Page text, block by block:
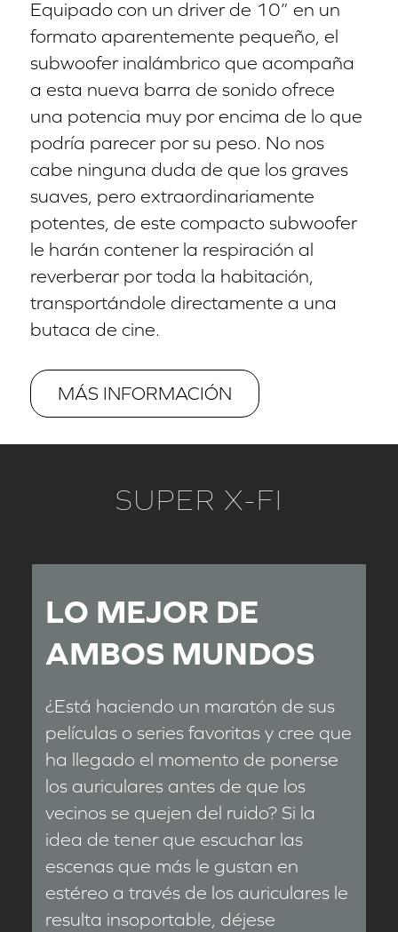
Equipado con un driver de 10” en un
formato aparentemente pequeño, el
subwoofer inalámbrico que acompaña
a esta nueva barra de sonido ofrece
una potencia muy por encima de lo que
podría parecer por su peso. No nos
cabe ninguna duda de que los graves
suaves, pero extraordinariamente
potentes, de este compacto subwoofer
le harán contener la respiración al
reverberar por toda la habitación,
transportándole directamente a una
butaca de cine.
MÁS INFORMACIÓN
SUPER X-FI
LO MEJOR DE
AMBOS MUNDOS
¿Está haciendo un maratón de sus
películas o series favoritas y cree que
ha llegado el momento de ponerse
los auriculares antes de que los
vecinos se quejen del ruido? Si la
idea de tener que escuchar las
escenas que más le gustan en
estéreo a través de los auriculares le
resulta insoportable, déjese